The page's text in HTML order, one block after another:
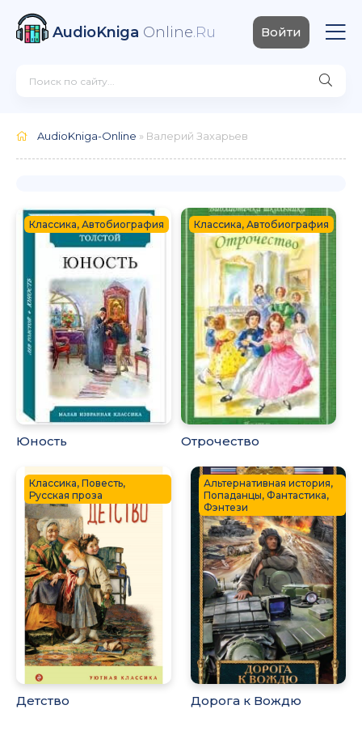
AudioKniga Online.Ru Войти
AudioKniga-Online » Валерий Захарьев
Классика, Автобиография
Юность
Классика, Автобиография
Отрочество
Классика, Повесть,
Русская проза
Детство
Альтернативная история,
Попаданцы, Фантастика,
Фэнтези
Дорога к Вождю